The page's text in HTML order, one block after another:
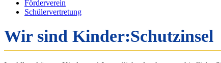
Förderverein
Schülervertretung
Wir sind Kinder:Schutzinsel